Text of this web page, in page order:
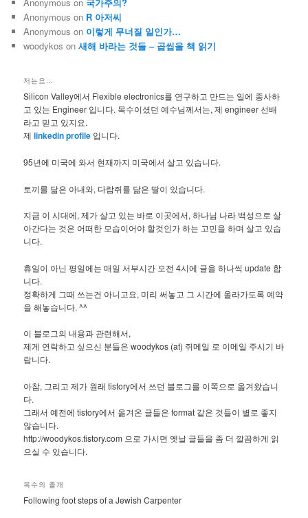
Anonymous on R 아저씨
Anonymous on 이렇게 무너질 일인가…
woodykos on새해 바라는 것들 – 곱씹을 책 읽기
저는요…
Silicon Valley에서 Flexible electronics를 연구하고 만드는 일에 종사하
고 있는 Engineer 입니다. 목수이셨던 예수님께서는, 제 engineer 선배
라고 믿고 있지요.
제linkedin profile 입니다.
95년에 미국에 와서 현재까지 미국에서 살고 있습니다.
토끼를 닮은 아내와, 다람쥐를 닮은 딸이 있습니다.
지금 이 시대에, 제가 살고 있는 바로 이곳에서, 하나님 나라 백성으로 살
아간다는 것은 어떠한 모습이어야 할것인가 하는 고민을 하며 살고 있습
니다.
휴일이 아닌 평일에는 매일 서부시간 오전 4시에 글을 하나씩 update 합
니다.
정확하게 그때 쓰는건 아니고요, 미리 써놓고 그 시간에 올라가도록 예약
을 해놓습니다. ^^
이 블로그의 내용과 관련해서,
제게 연락하고 싶으신 분들은 woodykos (at) 쥐메일 로 이메일 주시기 바
랍니다.
아참, 그리고 제가 원래 tistory에서 쓰던 블로그를 이쪽으로 옮겨왔습니
다.
그래서 예전에 tistory에서 옮겨온 글들은 format 같은 것들이 별로 좋지
않습니다.
http://woodykos.tistory.com 으로 가시면 옛날 글들을 좀 더 깔끔하게 읽
으실 수 있습니다.
목수의 졸개
Following foot steps of a Jewish Carpenter